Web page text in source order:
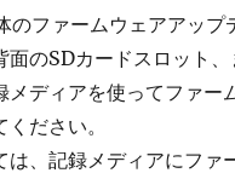
のファームウェアアップ
面のSDカードスロット
メディアを使ってファー
ださい。
は、記録メディアにファ